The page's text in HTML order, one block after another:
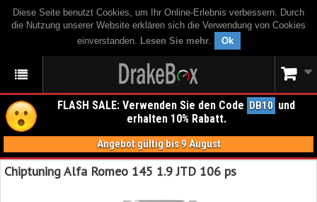
Diese Seite benutzt Cookies, um Ihr Online-Erlebnis verbessern. Durch
die Nutzung unserer Website erklären sich die Verwendung von Cookies
einverstanden. Lesen Sie mehr. Ok
FLASH SALE: Verwenden Sie den Code DB10 und
erhalten 10% Rabatt.
Angebot gültig bis 9 August
Chiptuning Alfa Romeo 145 1.9 JTD 106 ps